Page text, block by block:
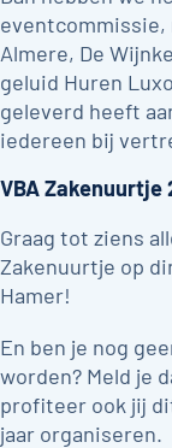
eventcommissie,
Almere, De
geluid Huren
geleverd heeft
iedereen bij
VBA Zakenuurtje
Graag tot ziens
Zakenuurtje op
Hamer!
En ben je nog
worden? Meld je
profiteer ook jij
jaar organiseren.